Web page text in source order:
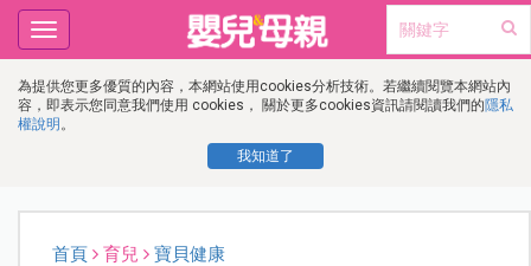
為提供您更多優質的內容，本網站使用cookies分析技術。若繼續閱覽本網站內
容，即表示您同意我們使用 cookies， 關於更多cookies資訊請閱讀我們的隱私
權說明 。
我知道了
Toggle
navigation
首頁 育兒 寶貝健康